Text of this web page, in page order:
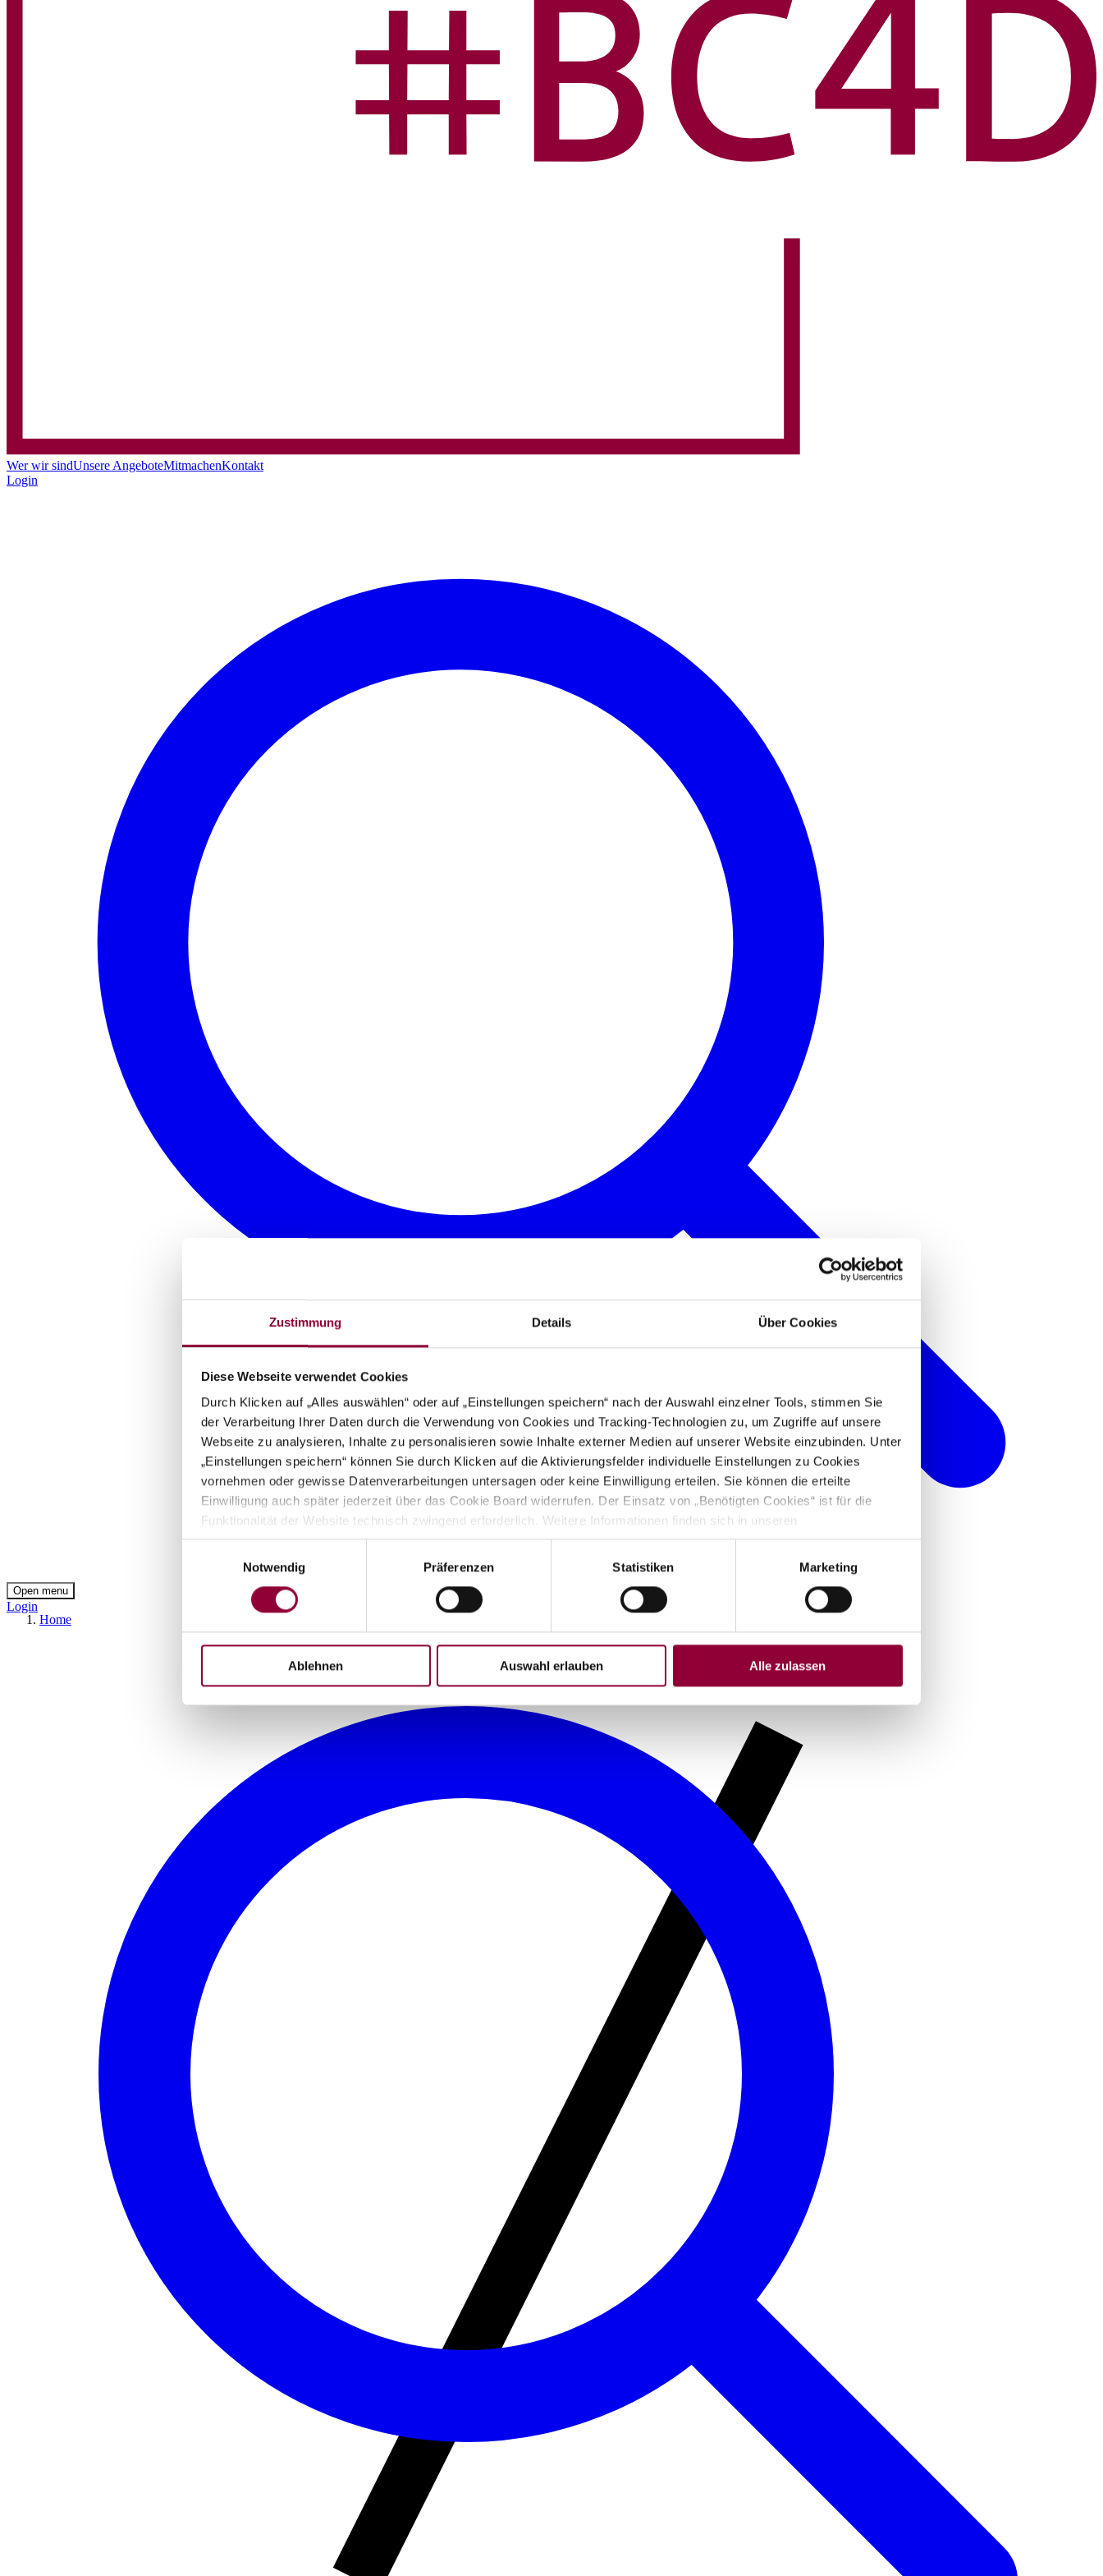
Zustimmung Details Über Cookies
Diese Webseite verwendet Cookies
Durch Klicken auf „Alles auswählen“ oder auf „Einstellungen speichern“ nach der Auswahl einzelner Tools, stimmen Sie
der Verarbeitung Ihrer Daten durch die Verwendung von Cookies und Tracking-Technologien zu, um Zugriffe auf unsere
Webseite zu analysieren, Inhalte zu personalisieren sowie Inhalte externer Medien auf unserer Website einzubinden. Unter
„Einstellungen speichern“ können Sie durch Klicken auf die Aktivierungsfelder individuelle Einstellungen zu Cookies
vornehmen oder gewisse Datenverarbeitungen untersagen oder keine Einwilligung erteilen. Sie können die erteilte
Einwilligung auch später jederzeit über das Cookie Board widerrufen. Der Einsatz von „Benötigten Cookies“ ist für die
Funktionalität der Website technisch zwingend erforderlich. Weitere Informationen finden sich in unseren
Datenschutzhinweisen („Datenschutz“). Der Widerruf einer zuvor erteilten Einwilligung wird drei Jahre lang aufbewahrt
(Rechenschaftspflicht). Das Verwaltungscookie wird 6 Monate nach dem letzten Besuch gelöscht. Protokolldaten werden
vor der Speicherung anonymisiert.
Notwendig
Präferenzen Statistiken Marketing
Ablehnen Auswahl erlauben Alle zulassen
Wer wir sindUnsere AngeboteMitmachenKontakt
Login
Open menu
Login
Home